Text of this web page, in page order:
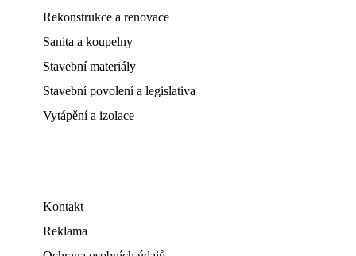
Rekonstrukce a renovace
Sanita a koupelny
Stavební materiály
Stavební povolení a legislativa
Vytápění a izolace
Kontakt
Reklama